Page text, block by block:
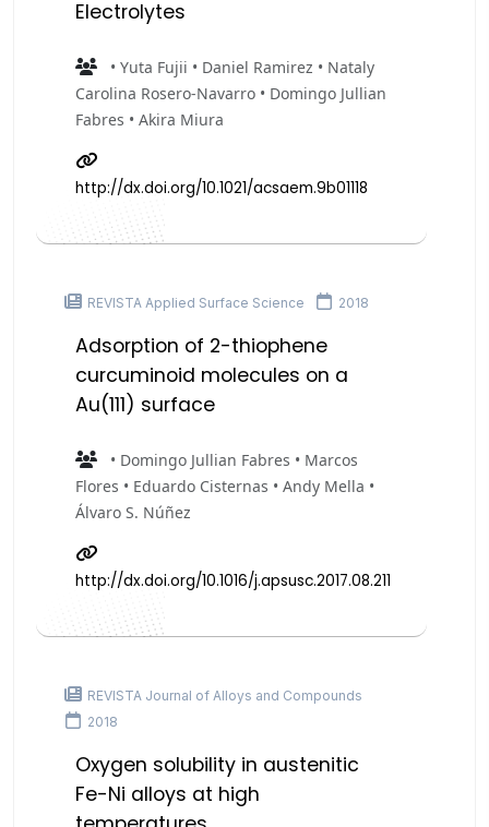
Electrolytes
• Yuta Fujii • Daniel Ramirez • Nataly
Carolina Rosero-Navarro • Domingo Jullian
Fabres • Akira Miura
http://dx.doi.org/10.1021/acsaem.9b01118
REVISTA Applied Surface Science 2018
Adsorption of 2-thiophene
curcuminoid molecules on a
Au(111) surface
• Domingo Jullian Fabres • Marcos
Flores • Eduardo Cisternas • Andy Mella •
Álvaro S. Núñez
http://dx.doi.org/10.1016/j.apsusc.2017.08.211
REVISTA Journal of Alloys and Compounds
2018
Oxygen solubility in austenitic
Fe-Ni alloys at high